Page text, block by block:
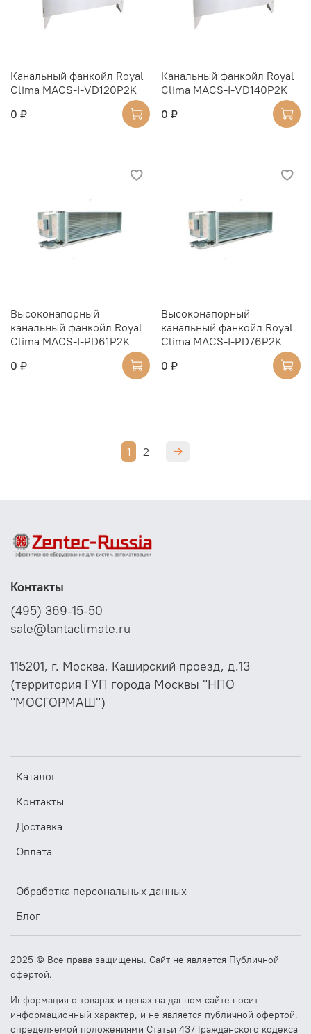
Канальный фанкойл Royal
Clima MACS-I-VD120P2K
0 ₽
Канальный фанкойл Royal
Clima MACS-I-VD140P2K
0 ₽
Высоконапорный
канальный фанкойл Royal
Clima MACS-I-PD61P2K
0 ₽
Высоконапорный
канальный фанкойл Royal
Clima MACS-I-PD76P2K
0 ₽
1 2
Каталог
Контакты
Доставка
Оплата
Обработка персональных данных
Блог
Контакты
(495) 369-15-50
sale@lantaclimate.ru
115201, г. Москва, Каширский проезд, д.13
(территория ГУП города Москвы "НПО
"МОСГОРМАШ")
2025 © Все права защищены. Сайт не является Публичной
офертой.
Информация о товарах и ценах на данном сайте носит
информационный характер, и не является публичной офертой,
определяемой положениями Статьи 437 Гражданского кодекса